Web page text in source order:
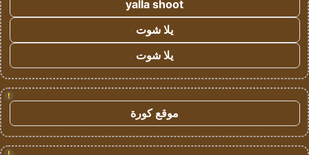
yalla shoot
يلا شوت
يلا شوت
!
موقع كورة